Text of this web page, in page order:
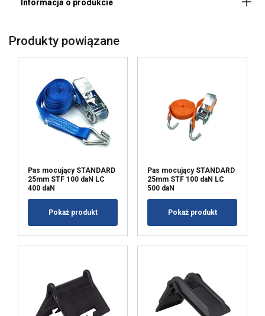
Dodatkowa informacja:
Produkty powiązane
Pas mocujący STANDARD
25mm STF 100 daN LC
400 daN
Pokaż produkt
Pas mocujący STANDARD
25mm STF 100 daN LC
500 daN
Pokaż produkt
POLISH
Ta strona używa plików
cookie
Używamy plików cookie w celu
personalizacji treści, reklam i analizy
naszego ruchu. Udostępniamy również
informacje o tym, jak korzystasz z naszej
witryny, naszym partnerom reklamowym
i analitycznym, którzy mogą łączyć je z
przekazałeś lub które zebrali w wyniku
korzystania przez Ciebie z ich usług.
Polityka prywatności
Targetowanie Funkcjonalność